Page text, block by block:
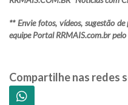
** Envie fotos, vídeos, sugestão
equipe Portal RRMAIS.com.br
Compartilhe nas redes